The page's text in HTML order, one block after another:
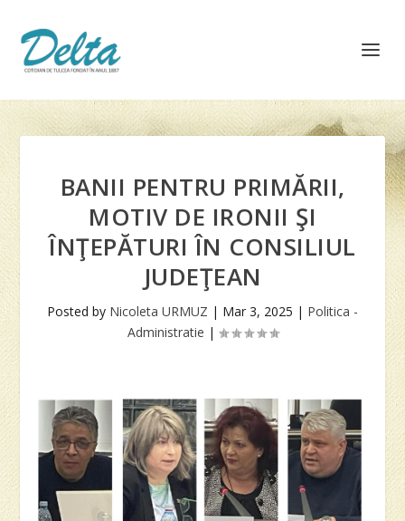
BANII PENTRU PRIMĂRII,
MOTIV DE IRONII ŞI
ÎNŢEPĂTURI ÎN CONSILIUL
JUDEŢEAN
Posted by Nicoleta URMUZ | Mar 3, 2025 | Politica -
Administratie |